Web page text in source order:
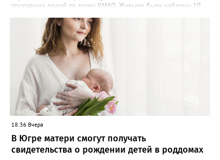
пропавших людей по всему ХМАО. Живыми были найдены 10
пресс-службе. В отряде отметили, что до сих пор не нашли трех
пропавших жителей региона, однако их поиски продолжаются -
распространяются ориентировки, проверяются свидетельства.
Ранее Gorod3466.ru сообщал, что большинство случаев
пропажи детей в ХМАО фиксировались в Нижневартовске и
Сургуте.
18:36 Вчера
В Югре матери смогут получать
свидетельства о рождении детей в роддомах